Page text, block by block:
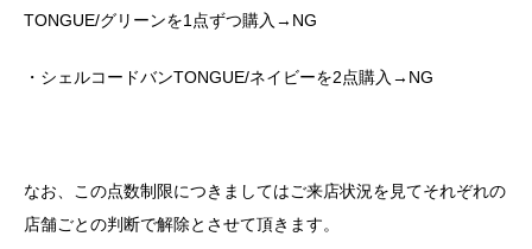
TONGUE/グリーンを1点ずつ購入→NG
・シェルコードバンTONGUE/ネイビーを2点購入→NG
なお、この点数制限につきましてはご来店状況を見てそれぞれの
店舗ごとの判断で解除とさせて頂きます。